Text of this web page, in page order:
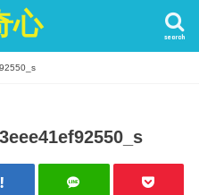
心 search